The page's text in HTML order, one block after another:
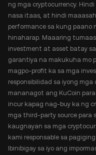
ng mga cryptocurrency.
nasa itaas, at hindi
performance sa kung paano
hinaharap. Maaaring
investment at asset batay
garantiya na makukuha mo
magpo-profit ka sa mga
responsibilidad sa iyong
mananagot ang KuCoin
incur kapag nag-buy ka ng
mga third-party source para
kaugnayan sa mga
kami responsable sa
Ibinibigay sa iyo ang